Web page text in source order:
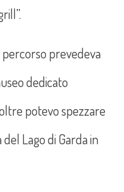
prevedeva
dedicato
potevo spezzare
Lago di Garda in